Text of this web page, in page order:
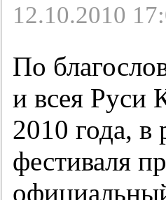
12.10.2010
По
и всея Руси
2010 года,
фестиваля